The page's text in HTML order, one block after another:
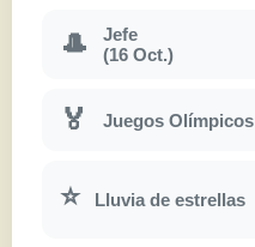
🎩
Jefe
(16 Oct.)
🏅 Juegos Olímpicos
⭐ Lluvia de estrellas